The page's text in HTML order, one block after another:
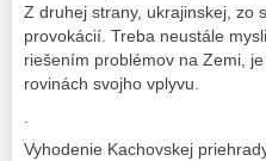
Z druhej strany, ukrajinskej, zo
provokácií. Treba neustále
riešením problémov na Zemi,
rovinách svojho vplyvu.
Vyhodenie Kachovskej